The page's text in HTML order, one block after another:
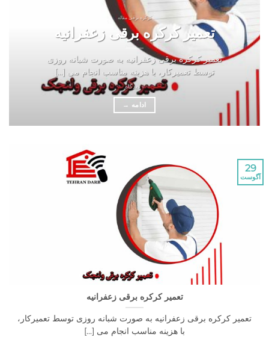
کرکره برقی مقاله
تعمیر کرکره برقی زعفرانیه
تعمیر کرکره برقی زعفرانیه به صورت شبانه روزی
توسط تعمیرکار، با هزینه مناسب انجام می [...]
1 دیدگاه
تعمیر کرکره برقی زعفرانیه
کرکره برقی زعفرانیه به صورت شبانه روزی توسط تعمیرکار،
با هزینه مناسب انجام می [...]